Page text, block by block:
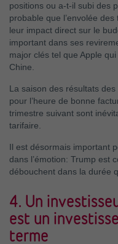
positions ou a-t-il subi des
probable que l’envolée
leur impact direct sur le
important dans ses
major clés tel que Apple
Chine.
La saison des résultats
pour l’heure de bonne
trimestre suivant sont
tarifaire.
Il est désormais important
dans l’émotion: Trump est
débouchent dans la durée
4. Un
est un
terme